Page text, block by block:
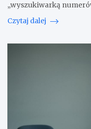
„wyszukiwarką
Czytaj dalej